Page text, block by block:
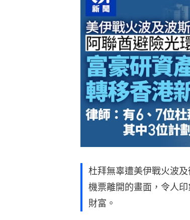
杜拜無辜遭美伊戰火波
機票離開的畫面，令人
財富。